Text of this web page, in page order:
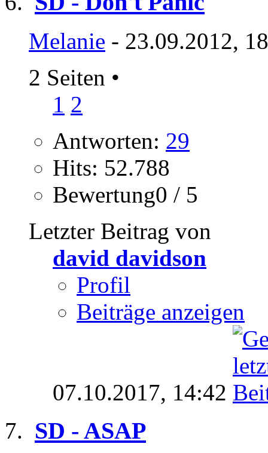
Melanie - 23.09.2012,
2 Seiten •
1 2
Antworten: 29
Hits: 52.788
Bewertung0 / 5
Letzter Beitrag von
david davidson
Profil
Beiträge anzeigen
07.10.2017, 14:42
SD - ASAP